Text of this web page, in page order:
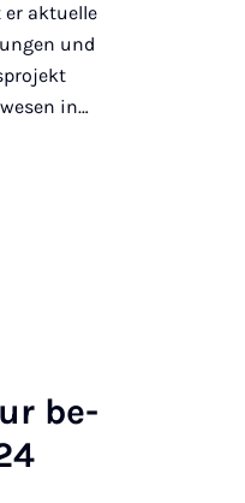
er aktuelle
und
in…
be­